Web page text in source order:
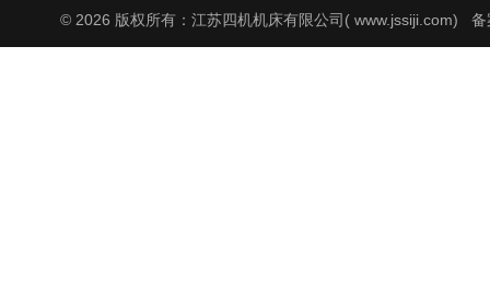
© 2026 版权所有：江苏四机机床有限公司( www.jssiji.com) 备